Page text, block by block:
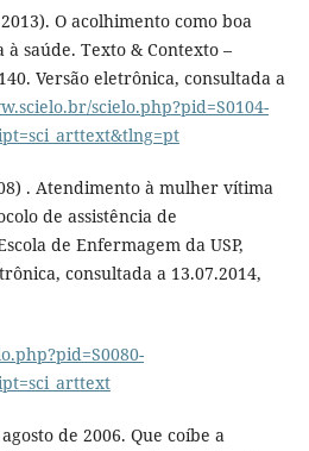
O acolhimento como boa
saúde. Texto & Contexto –
Versão eletrônica, consultada a
scielo.php?pid=S0104-
. Atendimento à mulher vítima
de assistência de
de Enfermagem da USP,
consultada a 13.07.2014,
de 2006. Que coíbe a